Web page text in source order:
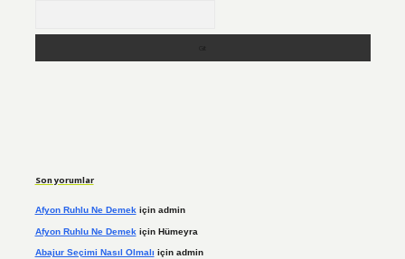
Son yorumlar
Afyon Ruhlu Ne Demek için admin
Afyon Ruhlu Ne Demek için Hümeyra
Abajur Seçimi Nasıl Olmalı için admin